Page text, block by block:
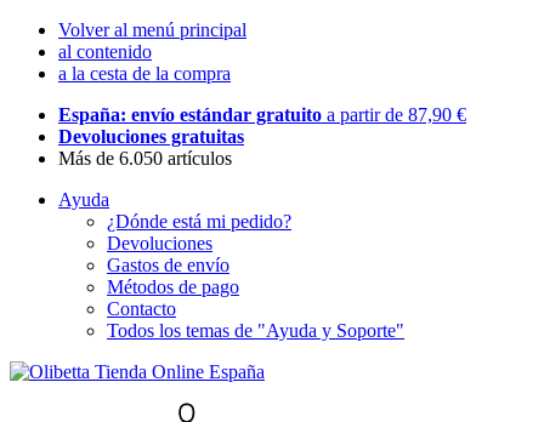
Volver al menú principal
al contenido
a la cesta de la compra
España: envío estándar gratuito a partir de 87,90 €
Devoluciones gratuitas
Más de 6.050 artículos
Ayuda
¿Dónde está mi pedido?
Devoluciones
Gastos de envío
Métodos de pago
Contacto
Todos los temas de "Ayuda y Soporte"